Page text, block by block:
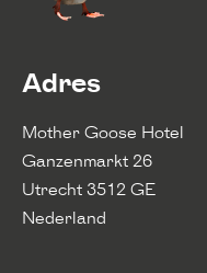
Adres
Mother Goose Hotel
Ganzenmarkt 26
Utrecht 3512 GE
Nederland